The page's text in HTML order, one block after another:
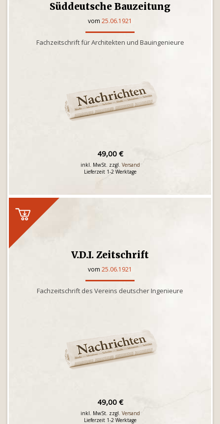
Süddeutsche Bauzeitung
vom 25.06.1921
Fachzeitschrift für Architekten und Bauingenieure
49,00 €
inkl. MwSt. zzgl. Versand
Lieferzeit 1-2 Werktage
V.D.I. Zeitschrift
vom 25.06.1921
Fachzeitschrift des Vereins deutscher Ingenieure
49,00 €
inkl. MwSt. zzgl. Versand
Lieferzeit 1-2 Werktage